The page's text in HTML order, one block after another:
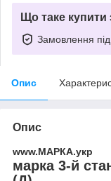
Що таке
Замовлення
Опис
Опис
www.МАРКА.укр
марка 3-й